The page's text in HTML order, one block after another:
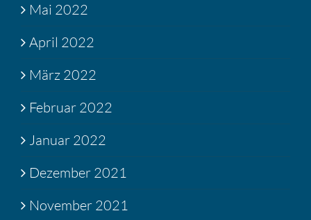
Mai 2022
April 2022
März 2022
Februar 2022
Januar 2022
Dezember 2021
November 2021